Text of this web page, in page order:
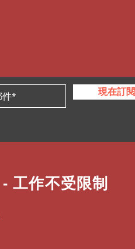
現在訂閱
工作不受限制